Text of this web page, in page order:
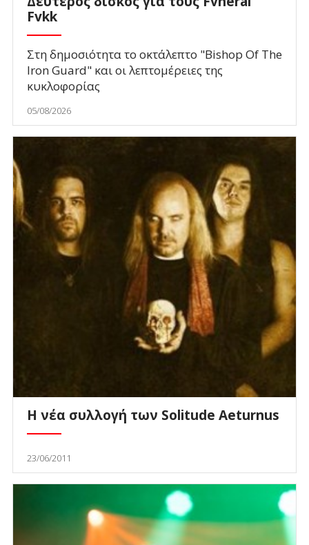
Fvkk
Στη δημοσιότητα το οκτάλεπτο "Bishop Of The
Iron Guard" και οι λεπτομέρειες της
κυκλοφορίας
05/08/2026
Η νέα συλλογή των Solitude Aeturnus
23/06/2011